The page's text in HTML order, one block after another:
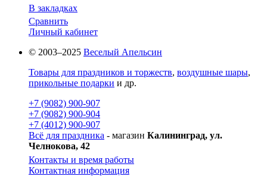
В закладках
Сравнить
Личный кабинет
© 2003–2025 Веселый Апельсин
Товары для праздников и торжеств, воздушные шары,
прикольные подарки и др.
+7 (9082) 900-907
+7 (9082) 900-904
+7 (4012) 900-907
Всё для праздника - магазин Калининград, ул.
Челнокова, 42
Контакты и время работы
Контактная информация